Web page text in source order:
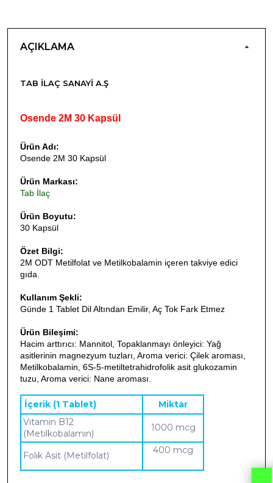
AÇIKLAMA
TAB İLAÇ SANAYI A.Ş
Osende 2M 30 Kapsül
Ürün Adı:
Osende 2M 30 Kapsül
Ürün Markası:
Tab İlaç
Ürün Boyutu:
30 Kapsül
Özet Bilgi:
2M ODT Metilfolat ve Metilkobalamin içeren takviye edici
gıda.
Kullanım Şekli:
Günde 1 Tablet Dil Altından Emilir, Aç Tok Fark Etmez
Ürün Bileşimi:
Hacim arttırıcı: Mannitol, Topaklanmayı önleyici: Yağ
asitlerinin magnezyum tuzları, Aroma verici: Çilek aroması,
Metilkobalamin, 6S-5-metiltetrahidrofolik asit glukozamin
tuzu, Aroma verici: Nane aroması.
İçerik (1 Tablet)
Miktar
Vitamin B12
(Metilkobalamin)
1000 mcg
Folik Asit (Metilfolat) 400 mcg